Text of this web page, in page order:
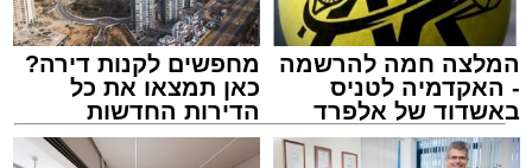
המלצה חמה להרשמה
- האקדמיה לטניס
באשדוד של אלפרד
קריאולנסקי - לילדים
מחפשים לקנות דירה?
כאן תמצאו את כל
הדירות החדשות
למכירה באשדוד >>>